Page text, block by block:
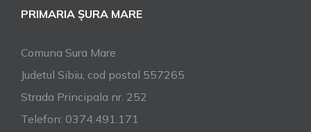
PRIMARIA ȘURA MARE
Comuna Sura Mare
Judetul Sibiu, cod postal 557265
Strada Principala nr. 252
Telefon: 0374.491.171